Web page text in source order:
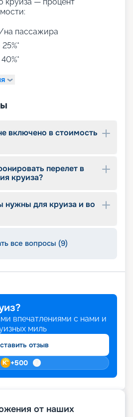
пассажира
включено в стоимость
перелет в
круиза?
нужны для круиза и во
все вопросы (9)
впечатлениями с нами и
миль
отзыв
+500
от наших